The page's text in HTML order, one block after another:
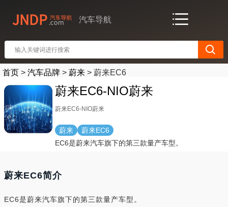
汽车导航
首页 > 汽车品牌 > 蔚来 > 蔚来EC6
蔚来EC6-NIO蔚来
蔚来EC6-NIO蔚来
蔚来
蔚来EC6
EC6是蔚来汽车旗下的第三款量产车型。
蔚来EC6简介
EC6是蔚来汽车旗下的第三款量产车型。